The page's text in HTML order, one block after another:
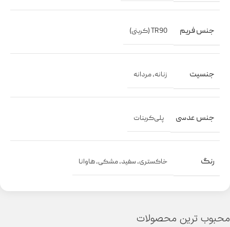
جنس فریم TR90 (کربنی)
جنسیت زنانه,مردانه
جنس عدسی پلی‌کربنات
رنگ خاکستری, سفید,مشکی,هاوانا
محبوب ترین محصولات